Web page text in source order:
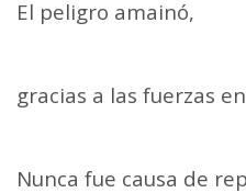
El peligro amainó,
gracias a las fuerzas
Nunca fue causa de